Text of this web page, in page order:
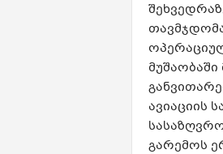
ავიაციის
გარემოს